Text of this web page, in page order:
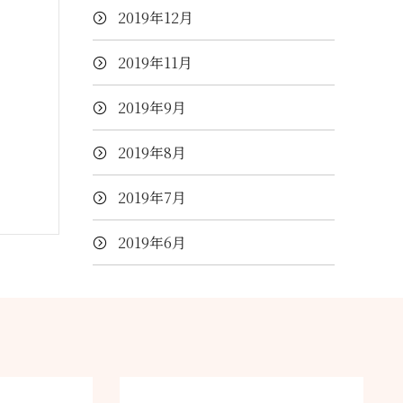
2019年12月
2019年11月
2019年9月
2019年8月
2019年7月
2019年6月